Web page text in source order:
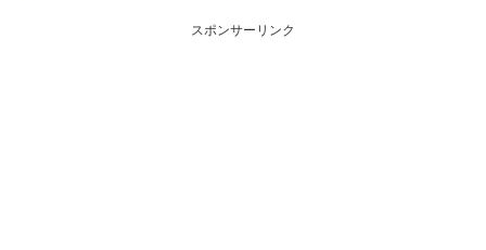
喚起・申込停止)など、空売り関
連情報を集計し、図解でわかり
喚起・申込停止)など、空売り関
連情報を集計し、図解でわかり
スポンサーリンク